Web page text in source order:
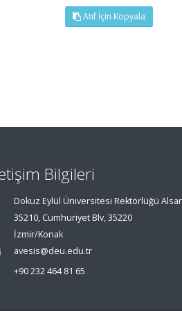
Atıf İçin Kopyala
Bilgileri
Dokuz Eylül Üniversitesi Rektörlüğü
35210, Cumhuriyet Blv, 35220
İzmir/Konak
avesis@deu.edu.tr
+90 232 464 81 65